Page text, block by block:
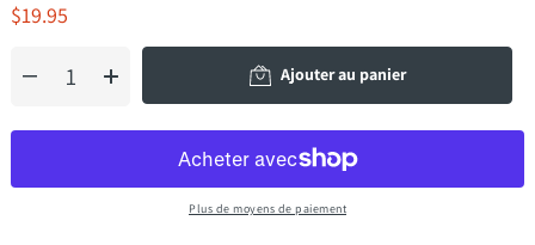
$19.95
Ajouter au panier
Plus de moyens de paiement